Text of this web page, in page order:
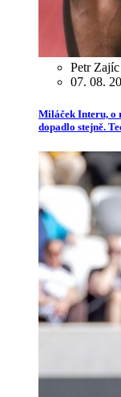
Petr Zajíc
07. 08.
Miláček Interu, o
dopadlo stejně.